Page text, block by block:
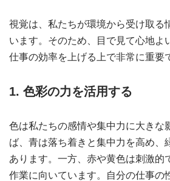
視覚は、私たちが環境から受け取る
います。そのため、目で見て心地よ
仕事の効率を上げる上で非常に重要
1. 色彩の力を活用する
色は私たちの感情や集中力に大きな
ば、青は落ち着きと集中力を高め、
あります。一方、赤や黄色は刺激的
作業に向いています。自分の仕事の